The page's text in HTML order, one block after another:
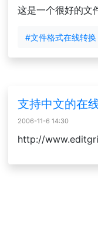
这是一个很好的文
#文件格式在线转换
支持中文的在
2006-11-6 14:30
http://